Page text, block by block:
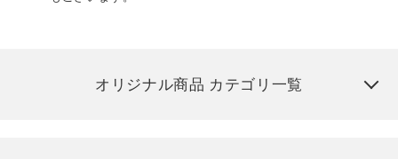
オリジナル商品 カテゴリ一覧